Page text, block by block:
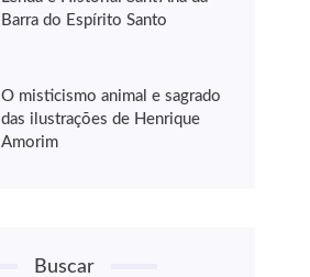
Barra do Espírito Santo
O misticismo animal e sagrado
das ilustrações de Henrique
Amorim
Buscar